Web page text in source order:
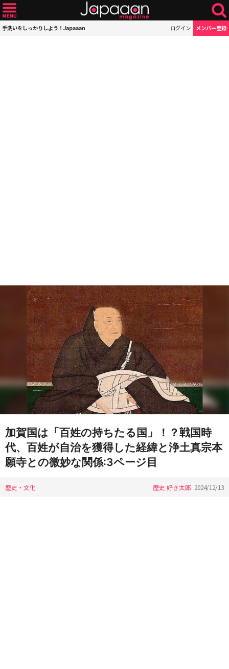
手洗いをしっかりしよう！Japaaan ログイン メンバー登録
加賀国は「百姓の持ちたる国」！？戦国時
代、百姓が自治を獲得した経緯と浄土真宗本
願寺との微妙な関係:3ページ目
歴史・文化 歴史 好き太郎 2024/12/13